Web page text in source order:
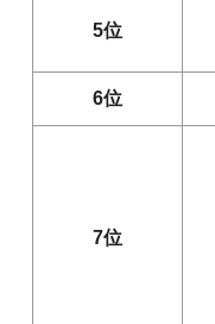
5位
6位
7位